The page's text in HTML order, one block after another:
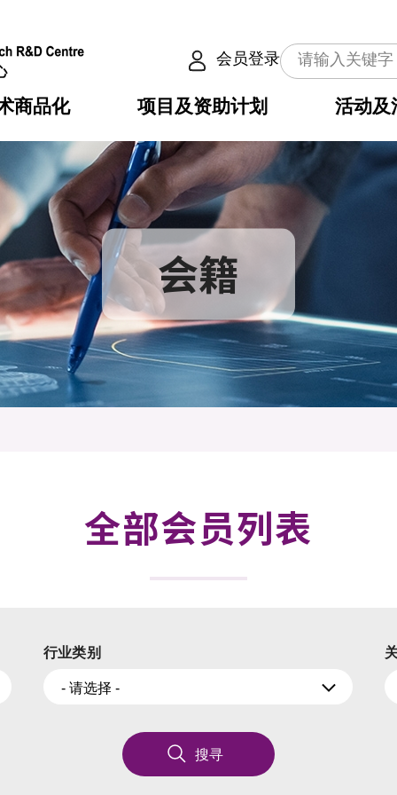
会员登录
记
商品化
之技术
共服务之创新技术
项目及资助计划
项目计划书
库
活动及
务
会籍
全部会员列表
行业类别
- 请选择 -
搜寻